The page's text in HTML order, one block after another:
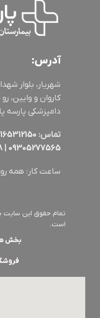
آدرس:
شهریار، بلوار
کاروان و وایین،
دامپزشکی پارسه
تماس:
09305277565
ساعت کار: همه روزه 24
تمام حقوق این سایت
است.
بخش